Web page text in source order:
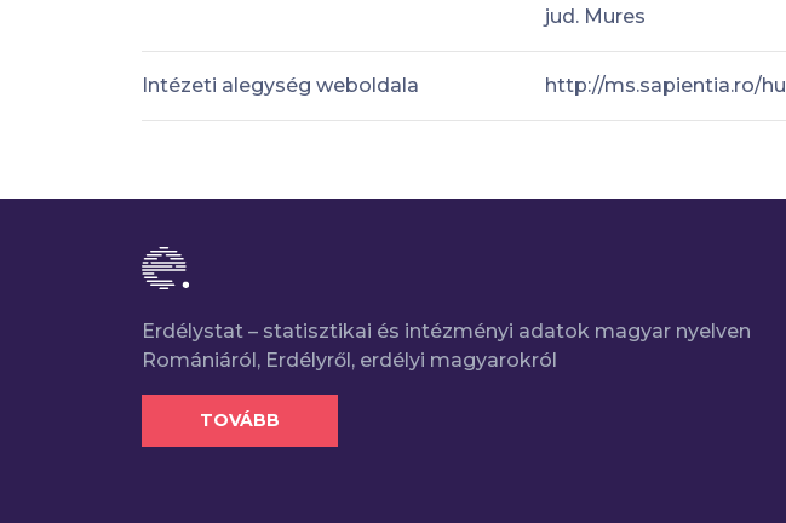
jud. Mures
Intézeti alegység weboldala http://ms.sapientia.ro/hu
Erdélystat – statisztikai és intézményi adatok magyar nyelven
Romániáról, Erdélyről, erdélyi magyarokról
TOVÁBB